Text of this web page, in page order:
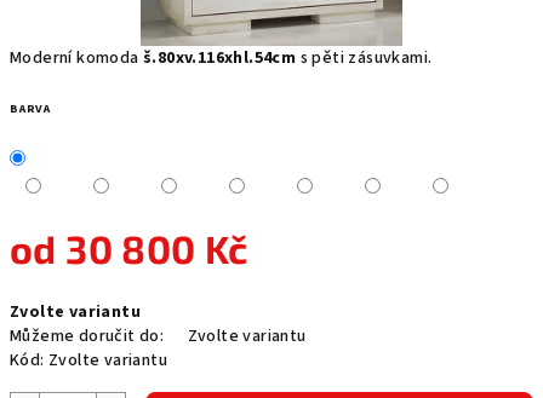
Moderní komoda š.80xv.116xhl.54cm s pěti zásuvkami.
BARVA
od 30 800 Kč
cena:
Zvolte variantu
Můžeme doručit do:
Zvolte variantu
Kód: Zvolte variantu